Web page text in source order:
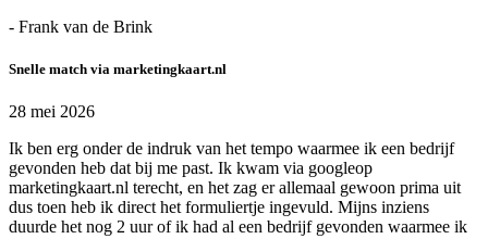
- Frank van de Brink
Snelle match via marketingkaart.nl
28 mei 2026
Ik ben erg onder de indruk van het tempo waarmee ik een bedrijf
gevonden heb dat bij me past. Ik kwam via googleop
marketingkaart.nl terecht, en het zag er allemaal gewoon prima uit
dus toen heb ik direct het formuliertje ingevuld. Mijns inziens
duurde het nog 2 uur of ik had al een bedrijf gevonden waarmee ik